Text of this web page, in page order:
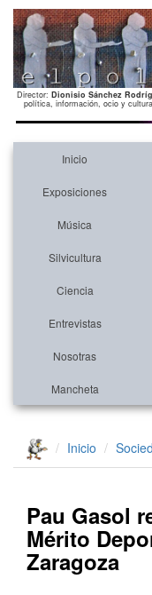
Director: Dionisio Sánchez
política, información, ocio y
Inicio
Exposiciones
Música
Silvicultura
Ciencia
Entrevistas
Nosotras
Mancheta
Inicio
Pau Gasol
Mérito
Zaragoza